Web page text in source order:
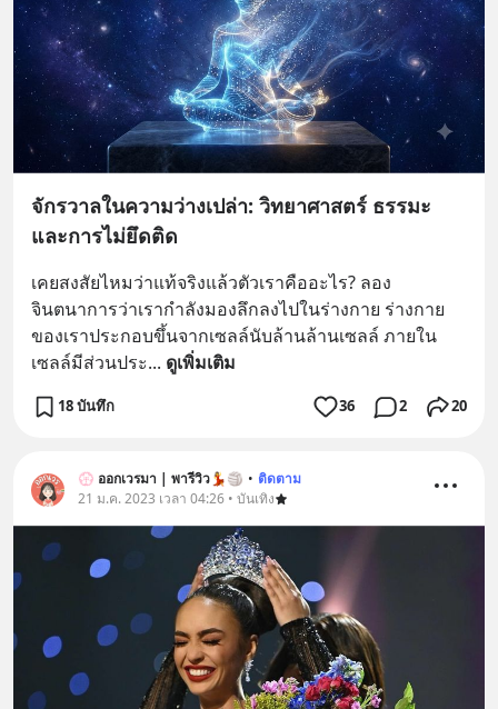
จักรวาลในความว่างเปล่า: วิทยาศาสตร์ ธรรมะ
และการไม่ยึดติด
เคยสงสัยไหมว่าแท้จริงแล้วตัวเราคืออะไร? ลอง
จินตนาการว่าเรากำลังมองลึกลงไปในร่างกาย ร่างกาย
ของเราประกอบขึ้นจากเซลล์นับล้านล้านเซลล์ ภายใน
เซลล์มีส่วนประ... ดูเพิ่มเติม
18 บันทึก 36 2 20
💮 ออกเวรมา | พารีวิว💃🏐 • ติดตาม
21 ม.ค. 2023 เวลา 04:26 • บันเทิง